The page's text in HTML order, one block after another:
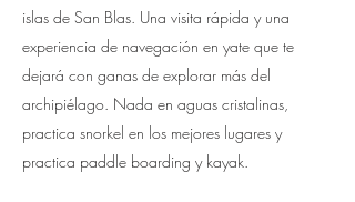
islas de San Blas. Una visita rápida y una
experiencia de navegación en yate que te
dejará con ganas de explorar más del
archipiélago. Nada en aguas cristalinas,
practica snorkel en los mejores lugares y
practica paddle boarding y kayak.